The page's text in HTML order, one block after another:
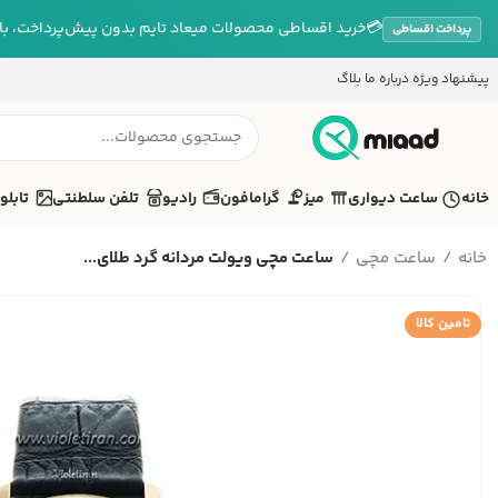
پرداخت اقساطی 💳خرید اقساطی محصولات میعاد تایم بدون پیش‌پرداخت،
پیشنهاد ویژه درباره ما بلاگ
خانه ساعت دیواری میز گرامافون رادیو تلفن سلطنتی تابلو
خانه ساعت مچی ساعت مچی ویولت مردانه گرد طلای...
تامین کالا